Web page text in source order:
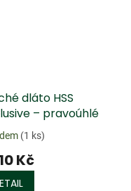
dláto HSS
– pravoúhlé
(1 ks)
Kč